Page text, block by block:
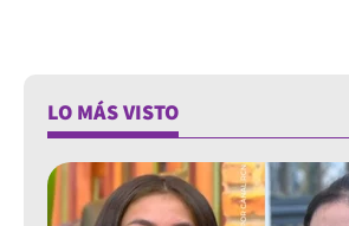
LO MÁS VISTO